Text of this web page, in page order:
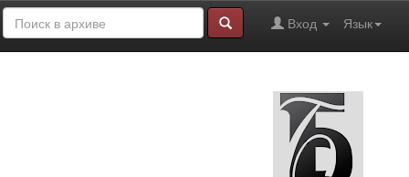
Язык
Вход